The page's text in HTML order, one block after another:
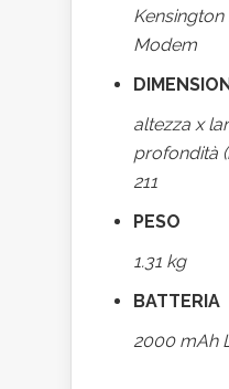
Kensington
Modem
DIMENSIONI
altezza x
profondità
211
PESO
1.31 kg
BATTERIA
2000 mAh